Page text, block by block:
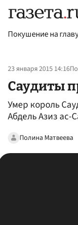
Покушение на
23 января 2015 14:16
Саудиты
Умер король
Абдель Азиз ас-
Полина Матвеева